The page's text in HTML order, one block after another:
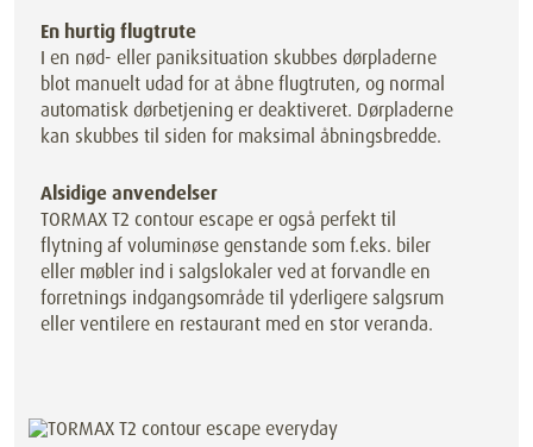
En hurtig flugtrute
I en nød- eller paniksituation skubbes dørpladerne
blot manuelt udad for at åbne flugtruten, og normal
automatisk dørbetjening er deaktiveret. Dørpladerne
kan skubbes til siden for maksimal åbningsbredde.
Alsidige anvendelser
TORMAX T2 contour escape er også perfekt til
flytning af voluminøse genstande som f.eks. biler
eller møbler ind i salgslokaler ved at forvandle en
forretnings indgangsområde til yderligere salgsrum
eller ventilere en restaurant med en stor veranda.